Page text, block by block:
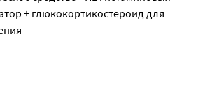
+ глюкокортикостероид для